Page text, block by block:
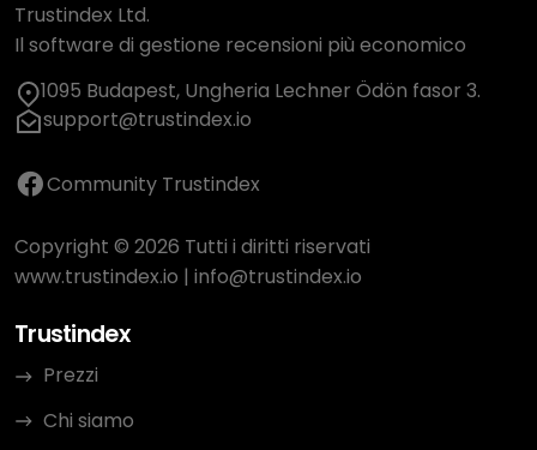
Trustindex Ltd.
Il software di gestione recensioni più economico
1095 Budapest, Ungheria Lechner Ödön fasor 3.
support@trustindex.io
Community Trustindex
Copyright © 2026 Tutti i diritti riservati
www.trustindex.io | info@trustindex.io
Trustindex
Prezzi
Chi siamo